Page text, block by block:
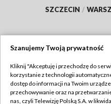
SZCZECIN /
Abonament TVP
Szanujemy Twoją prywatność
Kliknij "Akceptuję i przechodzę do
korzystanie z technologii
dostęp do informacji na Twoim
przechowywanie oraz na
nas, czyli Telewizję Polską S.A. w